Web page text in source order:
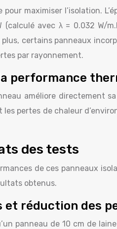
maximiser l’isolation.
(calculé avec λ = 0.032
certains panneaux
par rayonnement.
performance
améliore directement
les pertes de chaleur
des tests
de ces panneaux
obtenus.
réduction des
panneau de 10 cm de